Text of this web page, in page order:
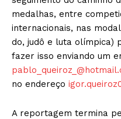
medalhas, entre
internacionais, nas
do, judô e luta olímpica)
fazer isso enviando um
no endereço
A reportagem termina